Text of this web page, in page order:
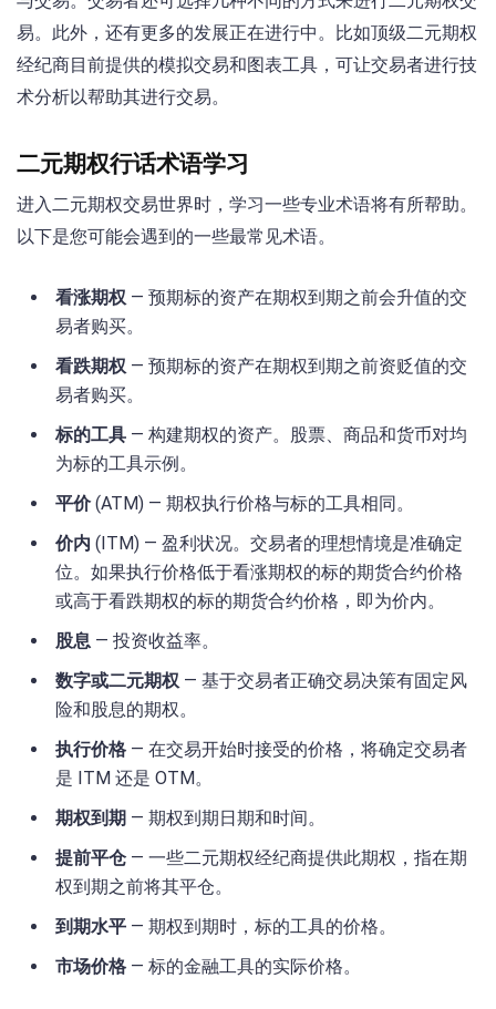
易。此外，还有更多的发展正在进行中。比如顶级二元期权
经纪商目前提供的模拟交易和图表工具，可让交易者进行技
术分析以帮助其进行交易。
二元期权行话术语学习
进入二元期权交易世界时，学习一些专业术语将有所帮助。
以下是您可能会遇到的一些最常见术语。
看涨期权 — 预期标的资产在期权到期之前会升值的交
易者购买。
看跌期权 — 预期标的资产在期权到期之前资贬值的交
易者购买。
标的工具 — 构建期权的资产。股票、商品和货币对均
为标的工具示例。
平价(ATM) — 期权执行价格与标的工具相同。
价内 (ITM) — 盈利状况。交易者的理想情境是准确定
位。如果执行价格低于看涨期权的标的期货合约价格
或高于看跌期权的标的期货合约价格，即为价内。
股息 — 投资收益率。
数字或二元期权 — 基于交易者正确交易决策有固定风
险和股息的期权。
执行价格 — 在交易开始时接受的价格，将确定交易者
是 ITM 还是 OTM。
期权到期 — 期权到期日期和时间。
提前平仓 — 一些二元期权经纪商提供此期权，指在期
权到期之前将其平仓。
到期水平 — 期权到期时，标的工具的价格。
市场价格 — 标的金融工具的实际价格。